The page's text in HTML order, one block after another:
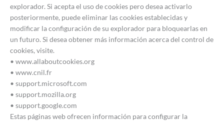
explorador. Si acepta el uso de cookies pero desea activarlo
posteriormente, puede eliminar las cookies establecidas y
modificar la configuración de su explorador para bloquearlas en
un futuro. Si desea obtener más información acerca del control de
cookies, visite.
• www.allaboutcookies.org
• www.cnil.fr
• support.microsoft.com
• support.mozilla.org
• support.google.com
Estas páginas web ofrecen información para configurar la